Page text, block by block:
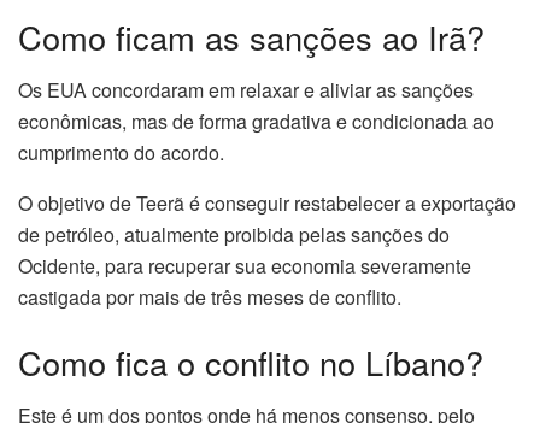
Como ficam as sanções ao Irã?
Os EUA concordaram em relaxar e aliviar as sanções
econômicas, mas de forma gradativa e condicionada ao
cumprimento do acordo.
O objetivo de Teerã é conseguir restabelecer a exportação
de petróleo, atualmente proibida pelas sanções do
Ocidente, para recuperar sua economia severamente
castigada por mais de três meses de conflito.
Como fica o conflito no Líbano?
Este é um dos pontos onde há menos consenso, pelo